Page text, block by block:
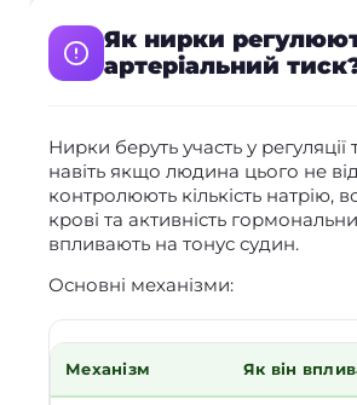
Як нирки
артеріальний
Нирки беруть участь у
навіть якщо людина цього не
контролюють кількість натрію,
крові та активність
впливають на тонус судин.
Основні механізми:
Механізм Як він